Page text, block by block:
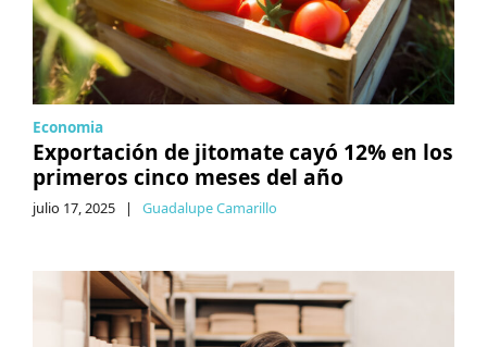
Economia
Exportación de jitomate cayó 12% en los
primeros cinco meses del año
julio 17, 2025 | Guadalupe Camarillo